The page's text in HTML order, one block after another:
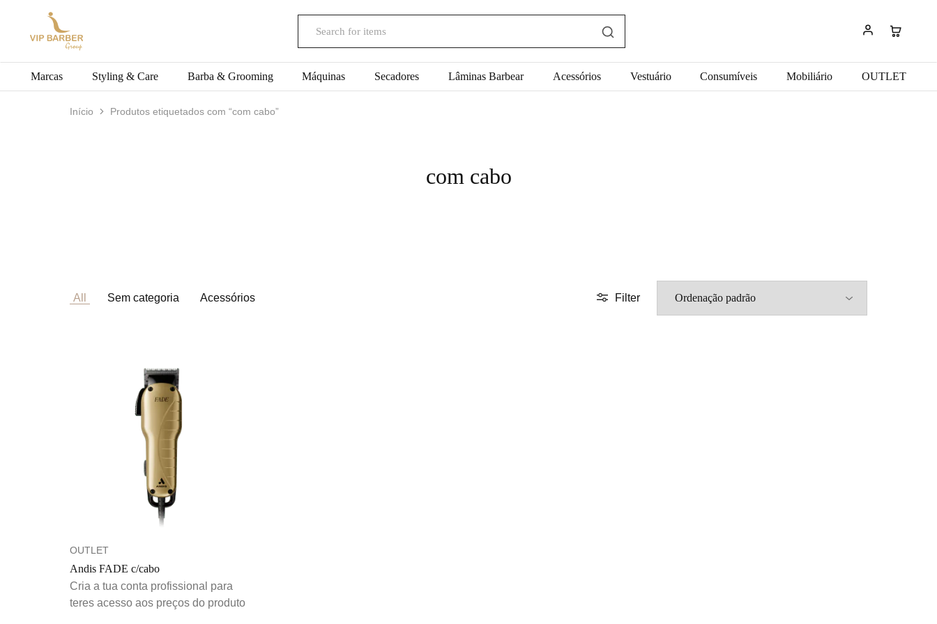
VIP
BARBER
Produtos
Marcas
Styling & Care Barba & Grooming Máquinas Secadores Lâminas Barbear Acessórios Vestuário Consumíveis Mobiliário OUTLET
Início Produtos etiquetados com “com cabo”
com cabo
All Sem categoria Acessórios Filter
OUTLET
Andis FADE c/cabo
Cria a tua conta profissional para
teres acesso aos preços do produto